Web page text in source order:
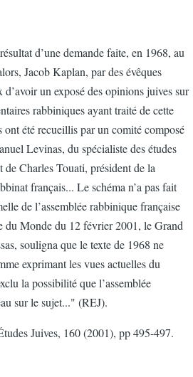
d’une demande faite, en 1968, au
Jacob Kaplan, par des évêques
un exposé des opinions juives sur
rabbiniques ayant traité de cette
ont été recueillis par un comité composé
Levinas, du spécialiste des études
Charles Touati, président de la
français... Le schéma n’a pas fait
de l’assemblée rabbinique française
du Monde du 12 février 2001, le Grand
souligna que le texte de 1968 ne
exprimant les vues actuelles du
la possibilité que l’assemblée
sur le sujet..." (REJ).
Juives, 160 (2001), pp 495-497.